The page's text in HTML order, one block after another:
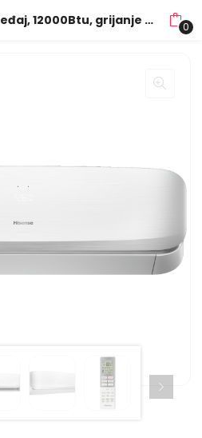
Hisense Klima uređaj, 12000Btu, grijanje -22°, WiFi, A+++/A++ – Fresh Air 12K – QJ35XJ3AG/EW 0